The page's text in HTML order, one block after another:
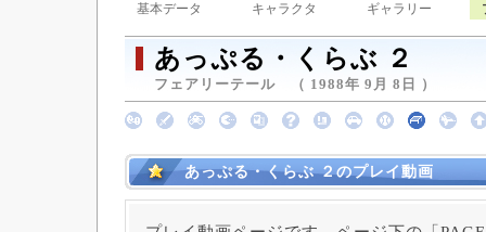
基本データ キャラクタ ギャラリー
あっぷる・くらぶ ２
フェアリーテール （ 1988年 9月 8日 ）
あっぷる・くらぶ ２のプレイ動画